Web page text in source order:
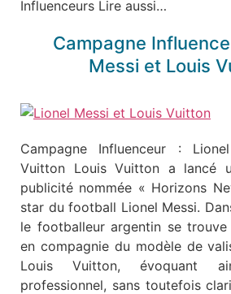
Influenceurs Lire aussi…
Campagne
Messi et Louis
Campagne Influenceur :
Vuitton Louis Vuitton a lancé
publicité nommée « Horizons
star du football Lionel Messi.
le footballeur argentin se
en compagnie du modèle de
Louis Vuitton, évoquant
professionnel, sans toutefois